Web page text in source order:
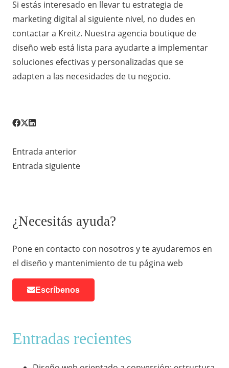
Si estás interesado en llevar tu estrategia de
marketing digital al siguiente nivel, no dudes en
contactar a Kreitz. Nuestra agencia boutique de
diseño web está lista para ayudarte a implementar
soluciones efectivas y personalizadas que se
adapten a las necesidades de tu negocio.
Entrada anterior
Entrada siguiente
¿Necesitás ayuda?
Pone en contacto con nosotros y te ayudaremos en
el diseño y mantenimiento de tu página web
Escríbenos
Entradas recientes